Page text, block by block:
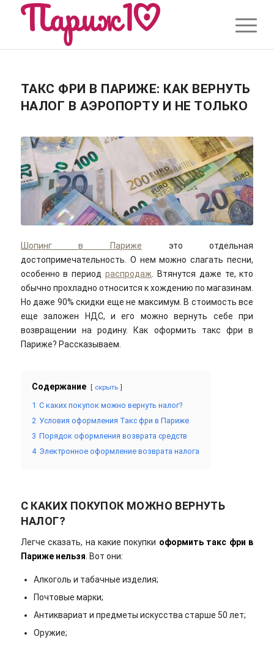
ТАКС ФРИ В ПАРИЖЕ: КАК ВЕРНУТЬ
НАЛОГ В АЭРОПОРТУ И НЕ ТОЛЬКО
Шопинг в Париже это отдельная
достопримечательность. О нем можно слагать песни,
особенно в периодраспродаж . Втянутся даже те, кто
обычно прохладно относится к хождению по магазинам.
Но даже 90% скидки еще не максимум. В стоимость все
еще заложен НДС, и его можно вернуть себе при
возвращении на родину. Как оформить такс фри в
Париже? Рассказываем.
Содержание скрыть
1 С каких покупок можно вернуть налог?
2 Условия оформления Такс фри в Париже
3 Порядок оформления возврата средств
4 Электронное оформление возврата налога
С КАКИХ ПОКУПОК МОЖНО ВЕРНУТЬ
НАЛОГ?
Легче сказать, на какие покупки оформить такс фри в
Париже нельзя. Вот они:
Алкоголь и табачные изделия;
Почтовые марки;
Антиквариат и предметы искусства старше 50 лет;
Оружие;